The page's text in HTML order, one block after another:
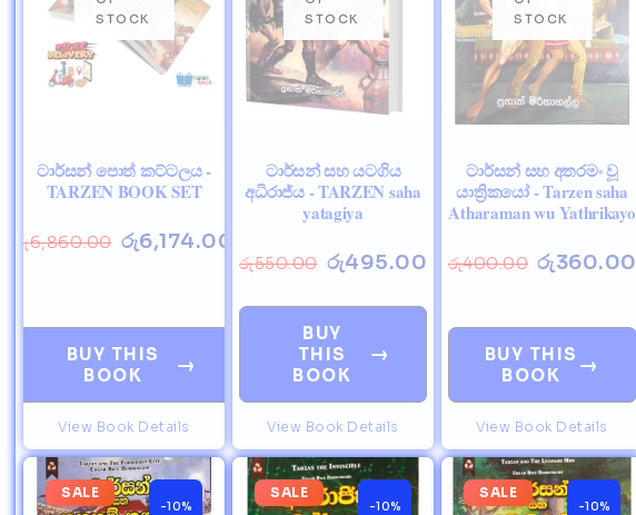
ටාර්සන් පොත් කට්ටලය -
TARZEN BOOK SET
රු6,860.00 රු6,174.00
BUY THIS
BOOK
→
View Book Details
ටාර්සන් සහ යටගිය
අධිරාජ්ය - TARZEN saha
yatagiya
රු550.00 රු495.00
BUY
THIS
BOOK
→
View Book Details
ටාර්සන් සහ අතරමං වූ
යාත්‍රිකයෝ - Tarzen saha
Atharaman wu Yathrikayo
රු400.00 රු360.00
BUY THIS
BOOK
→
View Book Details
SALE
-10%
SALE
-10%
SALE
-10%